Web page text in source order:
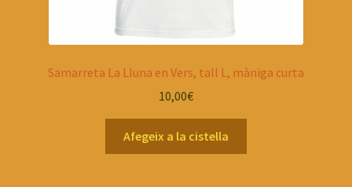
Samarreta La Lluna en Vers, tall L, màniga curta
10,00€
Afegeix a la cistella